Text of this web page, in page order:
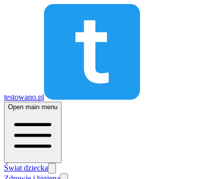
testowano.pl
Open main menu
Świat dziecka